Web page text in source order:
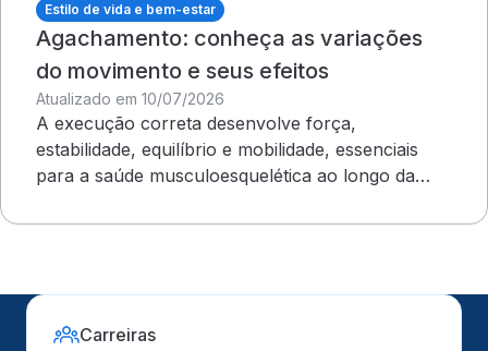
Estilo de vida e bem-estar
Agachamento: conheça as variações
do movimento e seus efeitos
Atualizado em 10/07/2026
A execução correta desenvolve força,
estabilidade, equilíbrio e mobilidade, essenciais
para a saúde musculoesquelética ao longo da
Carreiras